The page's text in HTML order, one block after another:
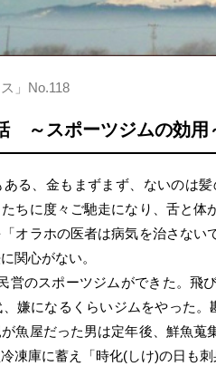
」No.118
～スポーツジムの効用
ある、金もまずまず、ないのは
ちに度々ご馳走になり、舌と
オラホの医者は病気を治さな
関心がない。
営のスポーツジムができた。飛
嫌になるくらいジムをやった
魚屋だった男は定年後、鮮魚蒐
凍庫に蓄え「時化(しけ)の日も刺